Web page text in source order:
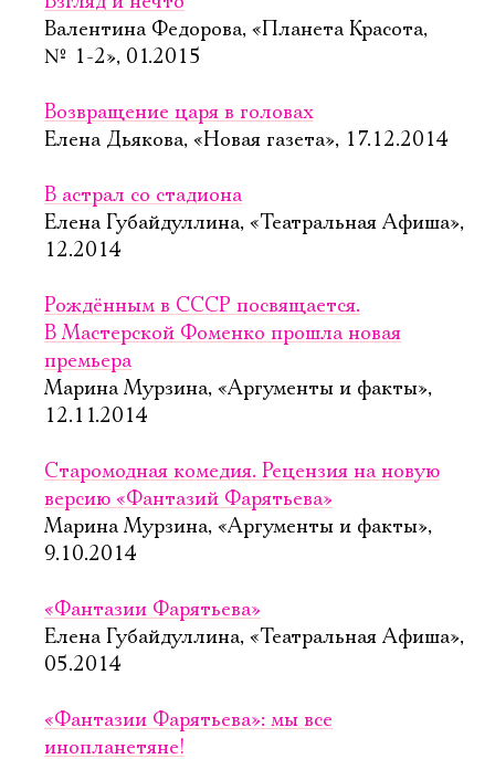
Валентина Федорова, «Планета Красота,
№ 1-2», 01.2015
Возвращение царя в головах
Елена Дьякова, «Новая газета», 17.12.2014
В астрал со стадиона
Елена Губайдуллина, «Театральная Афиша»,
12.2014
Рождённым в СССР посвящается.
В Мастерской Фоменко прошла новая
премьера
Марина Мурзина, «Аргументы и факты»,
12.11.2014
Старомодная комедия. Рецензия на новую
версию «Фантазий Фарятьева»
Марина Мурзина, «Аргументы и факты»,
9.10.2014
«Фантазии Фарятьева»
Елена Губайдуллина, «Театральная Афиша»,
05.2014
«Фантазии Фарятьева»: мы все
инопланетяне!